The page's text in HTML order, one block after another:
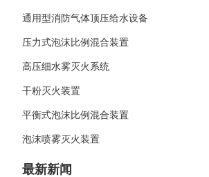
通用型消防气体顶压给水设备
压力式泡沫比例混合装置
高压细水雾灭火系统
干粉灭火装置
平衡式泡沫比例混合装置
泡沫喷雾灭火装置
最新新闻